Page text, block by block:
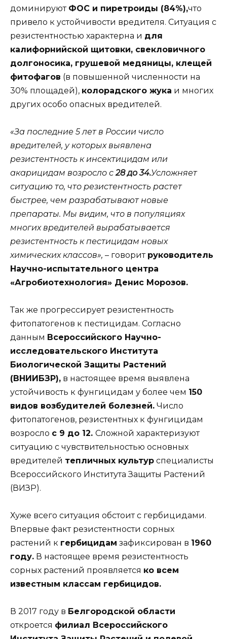
доминируют ФОС и пиретроиды (84%),что
привело к устойчивости вредителя. Ситуация с
резистентностью характерна и для
калифорнийской щитовки, свекловичного
долгоносика, грушевой медяницы, клещей
фитофагов (в повышенной численности на
30% площадей), колорадского жука и многих
других особо опасных вредителей.
«За последние 5 лет в России число
вредителей, у которых выявлена
резистентность к инсектицидам или
акарицидам возросло с 28 до 34.Усложняет
ситуацию то, что резистентность растет
быстрее, чем разрабатывают новые
препараты. Мы видим, что в популяциях
многих вредителей вырабатывается
резистентность к пестицидам новых
химических классов», – говорит руководитель
Научно-испытательного центра
«Агробиотехнология» Денис Морозов.
Так же прогрессирует резистентность
фитопатогенов к пестицидам. Согласно
данным Всероссийского Научно-
исследовательского Института
Биологической Защиты Растений
(ВНИИБЗР), в настоящее время выявлена
устойчивость к фунгицидам у более чем 150
видов возбудителей болезней. Число
фитопатогенов, резистентных к фунгицидам
возросло с 9 до 12. Сложной характеризуют
ситуацию с чувствительностью основных
вредителей тепличных культур специалисты
Всероссийского Института Защиты Растений
(ВИЗР).
Хуже всего ситуация обстоит с гербицидами.
Впервые факт резистентности сорных
растений к гербицидам зафиксирован в 1960
году. В настоящее время резистентность
сорных растений проявляется ко всем
известным классам гербицидов.
В 2017 году в Белгородской области
откроется филиал Всероссийского